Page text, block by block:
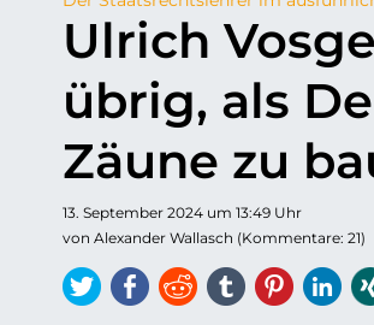
Ulrich
übrig, als
Zäune zu
13. September 2024 um 13:49 Uhr
von Alexander Wallasch (Kommentare: 21)
TwitterFacebook
Reddittumblr